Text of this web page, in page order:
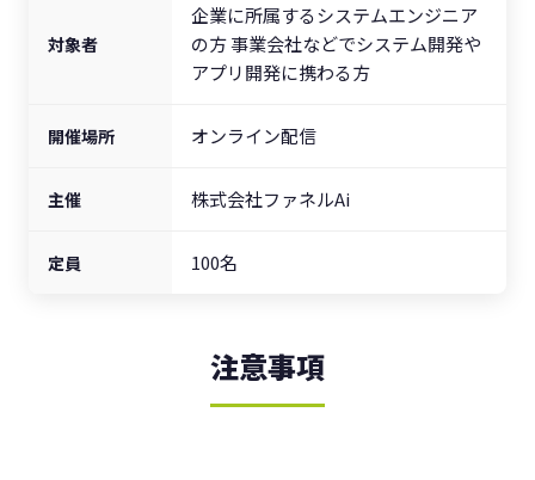
対象者
企業に所属するシステムエンジニア
の方 事業会社などでシステム開発や
アプリ開発に携わる方
開催場所 オンライン配信
主催 株式会社ファネルAi
定員 100名
注意事項